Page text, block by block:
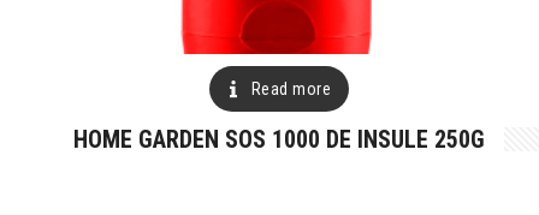
Read more
HOME GARDEN SOS 1000 DE INSULE 250G